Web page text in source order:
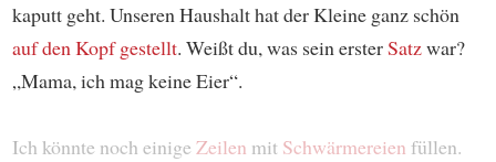
kaputt geht. Unseren Haushalt hat der Kleine ganz schön
auf den Kopf gestellt. Weißt du, was sein ersterSatzwar?
„Mama, ich mag keine Eier“.
Ich könnte noch einige Zeilen mit Schwärmereien füllen.